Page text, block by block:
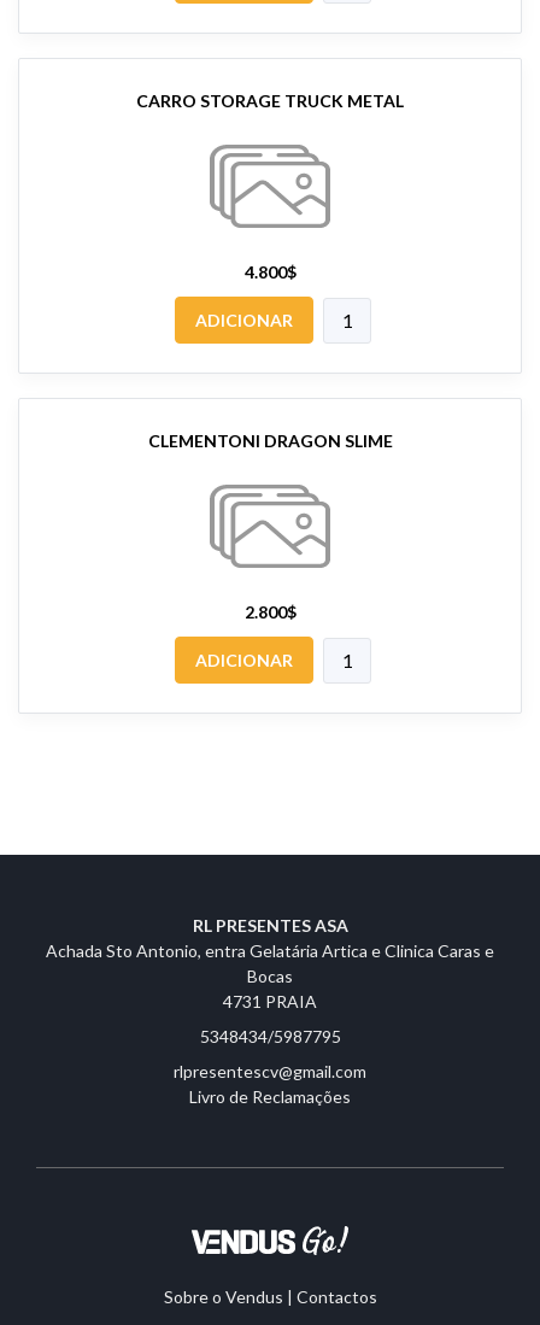
CARRO STORAGE TRUCK METAL
4.800$
ADICIONAR
CLEMENTONI DRAGON SLIME
2.800$
ADICIONAR
RL PRESENTES ASA
Achada Sto Antonio, entra Gelatária Artica e Clinica Caras e
Bocas
4731 PRAIA
5348434/5987795
rlpresentescv@gmail.com
Livro de Reclamações
Sobre o Vendus | Contactos